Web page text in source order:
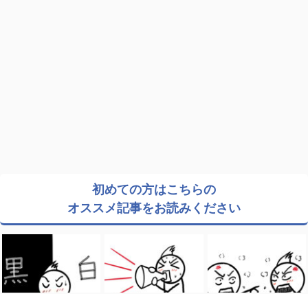
初めての方はこちらの
オススメ記事をお読みください